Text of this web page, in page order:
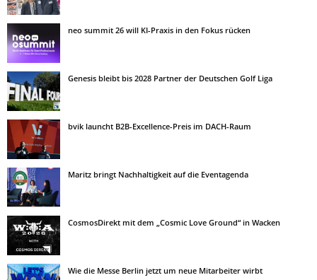
neo summit 26 will KI-Praxis in den Fokus rücken
Genesis bleibt bis 2028 Partner der Deutschen Golf Liga
bvik launcht B2B-Excellence-Preis im DACH-Raum
Maritz bringt Nachhaltigkeit auf die Eventagenda
CosmosDirekt mit dem „Cosmic Love Ground“ in Wacken
Wie die Messe Berlin jetzt um neue Mitarbeiter wirbt